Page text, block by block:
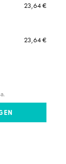
23,64 €
23,64 €